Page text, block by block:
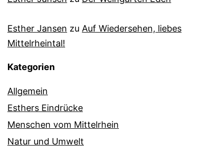
Esther Jansen zu Auf Wiedersehen, liebes
Mittelrheintal!
Kategorien
Allgemein
Esthers Eindrücke
Menschen vom Mittelrhein
Natur und Umwelt